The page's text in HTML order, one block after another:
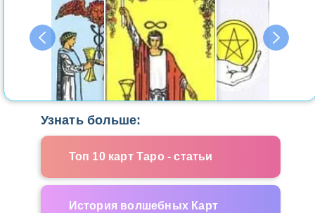
Узнать больше:
Топ 10 карт Таро - статьи
История волшебных Карт